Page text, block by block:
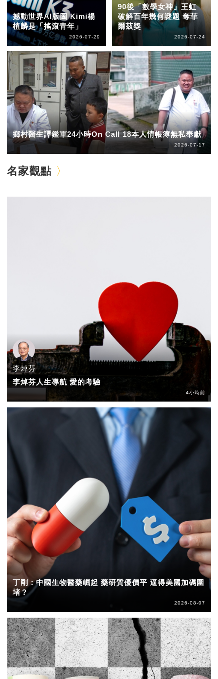
撼動世界AI版圖 Kimi楊
植麟是「搖滾青年」
2026-07-29
90後「數學女神」王虹
破解百年幾何謎題 奪菲
爾茲獎
2026-07-24
鄉村醫生譚鑑軍24小時On Call 18本人情帳簿無私奉獻
2026-07-17
名家觀點
李焯芬
李焯芬人生導航 愛的考驗
4小時前
丁剛：中國生物醫藥崛起 藥研質優價平 逼得美國加碼圍
堵？
2026-08-07